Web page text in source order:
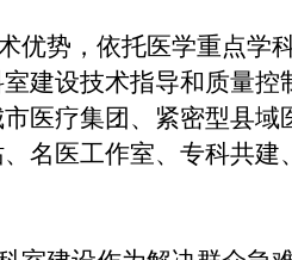
优势，依托医学重点学
建设技术指导和质量控
医疗集团、紧密型县
名医工作室、专科共